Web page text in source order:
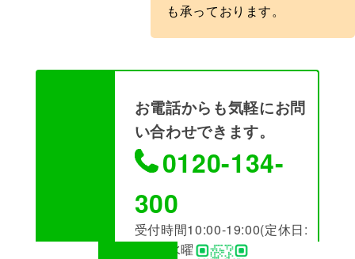
も承っております。
お電話からも気軽にお問
い合わせできます。
0120-134-
300
受付時間10:00-19:00(定休日:
火曜･水曜)